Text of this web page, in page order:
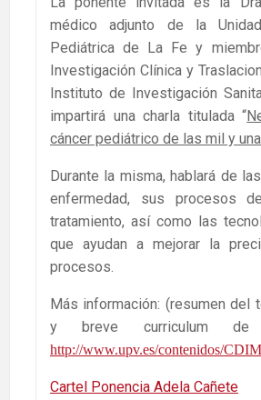
médico adjunto de la
Pediátrica de La Fe y
Investigación Clínica y
Instituto de Investigación
impartirá una charla titulada “
cáncer pediátrico de las mil y
Durante la misma, hablará de
enfermedad, sus procesos
tratamiento, así como las
que ayudan a mejorar la
procesos.
Más información: (resumen del
y breve curriculum de
http://www.upv.es/contenidos/
Cartel Ponencia Adela Cañete